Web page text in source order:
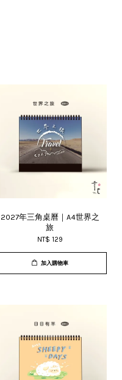
2027年三角桌曆｜A4世界之
旅
NT$ 129
加入購物車